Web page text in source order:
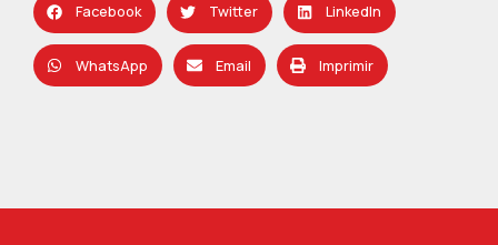
Facebook Twitter LinkedIn
WhatsApp Email Imprimir